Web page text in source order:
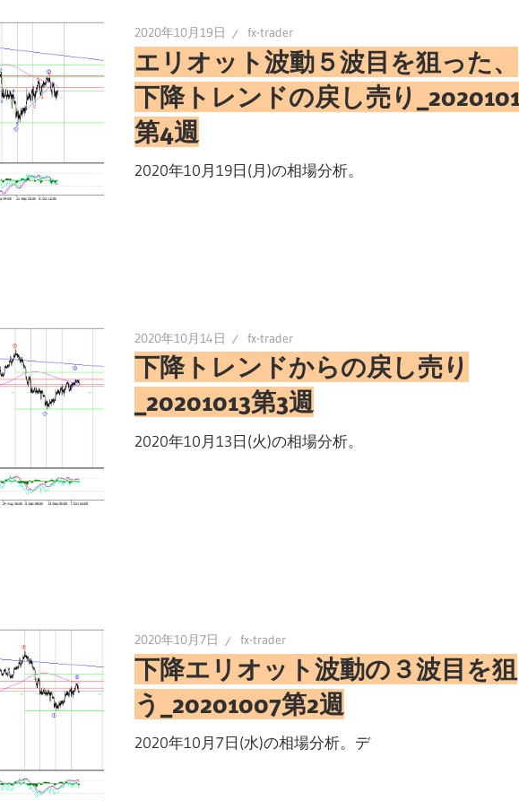
2020年10月19日 fx-trader
エリオット波動５波目を狙った、
下降トレンドの戻し売り
第4週
2020年10月19日(月)の相場分析。
2020年10月14日 fx-trader
下降トレンドからの戻し売り
_20201013第3週
2020年10月13日(火)の相場分析。
2020年10月7日 fx-trader
下降エリオット波動の３波目を狙
う_20201007第2週
2020年10月7日(水)の相場分析。デ